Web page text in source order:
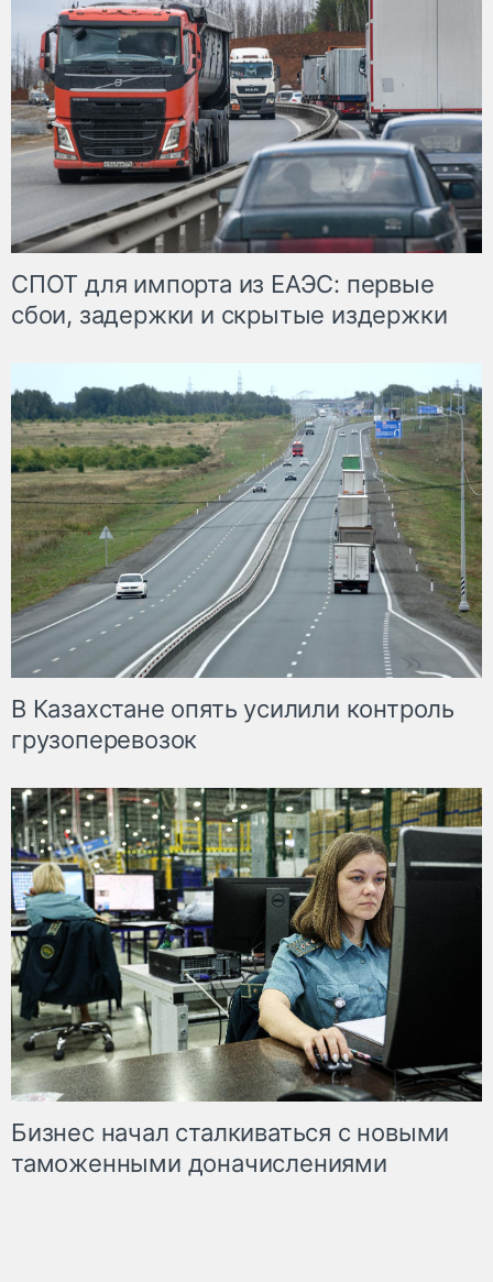
СПОТ для импорта из ЕАЭС: первые
сбои, задержки и скрытые издержки
В Казахстане опять усилили контроль
грузоперевозок
Бизнес начал сталкиваться с новыми
таможенными доначислениями